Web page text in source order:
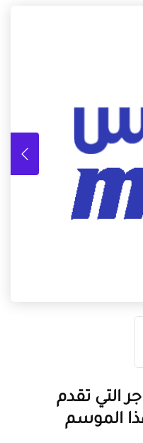
التي تقدم
الموسم